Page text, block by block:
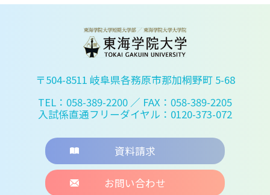
〒504-8511 岐阜県各務原市那加桐野町 5-68
TEL：058-389-2200 ／ FAX：058-389-2205
入試係直通フリーダイヤル：0120-373-072
資料請求
お問い合わせ